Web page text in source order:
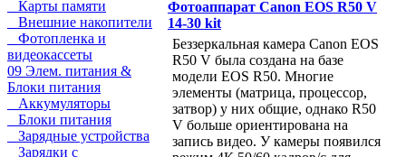
Карты памяти
Внешние накопители
Фотопленка и
видеокассеты
09 Элем. питания &
Блоки питания
Аккумуляторы
Блоки питания
Зарядные устройства
Зарядки с
Фотоаппарат Canon EOS R50 V
14-30 kit
Беззеркальная камера Canon EOS
R50 V была создана на базе
модели EOS R50. Многие
элементы (матрица, процессор,
затвор) у них общие, однако R50
V больше ориентирована на
запись видео. У камеры появился